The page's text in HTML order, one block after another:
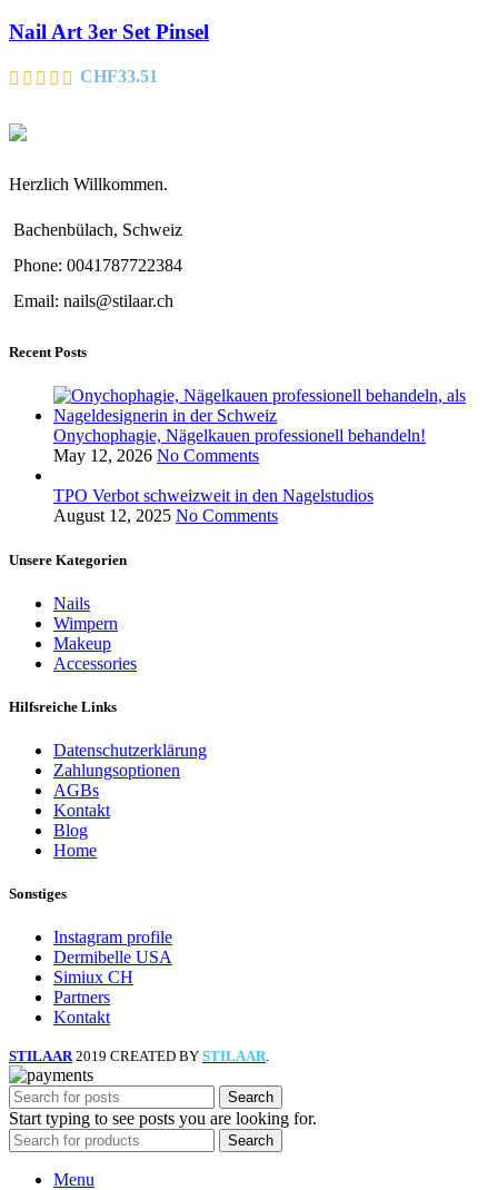
Nail Art 3er Set Pinsel
CHF33.51
Herzlich Willkommen.
Bachenbülach, Schweiz
Phone: 0041787722384
Email: nails@stilaar.ch
Recent Posts
Onychophagie, Nägelkauen professionell behandeln!
May 12, 2026 No Comments
TPO Verbot schweizweit in den Nagelstudios
August 12, 2025 No Comments
Unsere Kategorien
Nails
Wimpern
Makeup
Accessories
Hilfsreiche Links
Datenschutzerklärung
Zahlungsoptionen
AGBs
Kontakt
Blog
Home
Sonstiges
Instagram profile
Dermibelle USA
Simiux CH
Partners
Kontakt
STILAAR 2019 CREATED BY STILAAR.
Search
Start typing to see posts you are looking for.
Search
Menu